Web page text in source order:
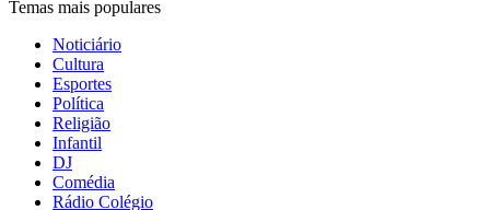
Temas mais populares
Noticiário
Cultura
Esportes
Política
Religião
Infantil
DJ
Comédia
Rádio Colégio